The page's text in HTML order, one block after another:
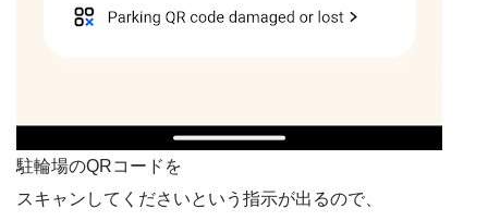
駐輪場のQRコードを
スキャンしてくださいという指示が出るので、